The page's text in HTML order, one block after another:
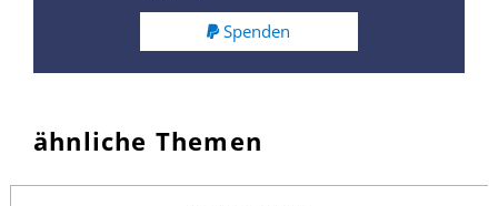
Spenden
ähnliche Themen